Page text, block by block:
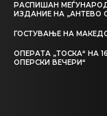
РАСПИШАН
ИЗДАНИЕ НА „АНТЕВО
ГОСТУВАЊЕ НА
ОПЕРАТА „ТОСКА“ НА
ОПЕРСКИ ВЕЧЕРИ“